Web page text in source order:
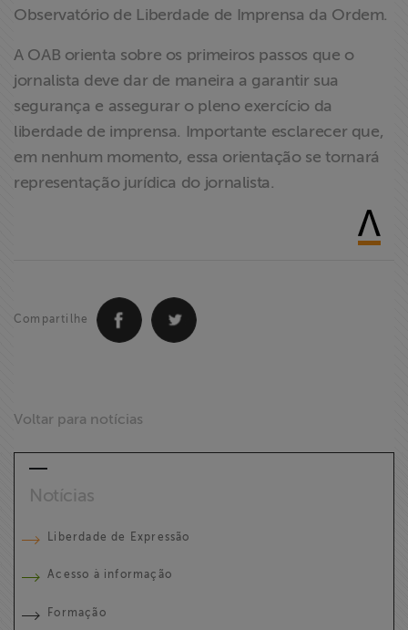
Observatório de Liberdade de Imprensa da Ordem.
A OAB orienta sobre os primeiros passos que o
jornalista deve dar de maneira a garantir sua
segurança e assegurar o pleno exercício da
liberdade de imprensa. Importante esclarecer que,
em nenhum momento, essa orientação se tornará
representação jurídica do jornalista.
Compartilhe
Voltar para notícias
Notícias
Liberdade de Expressão
Acesso à informação
Formação